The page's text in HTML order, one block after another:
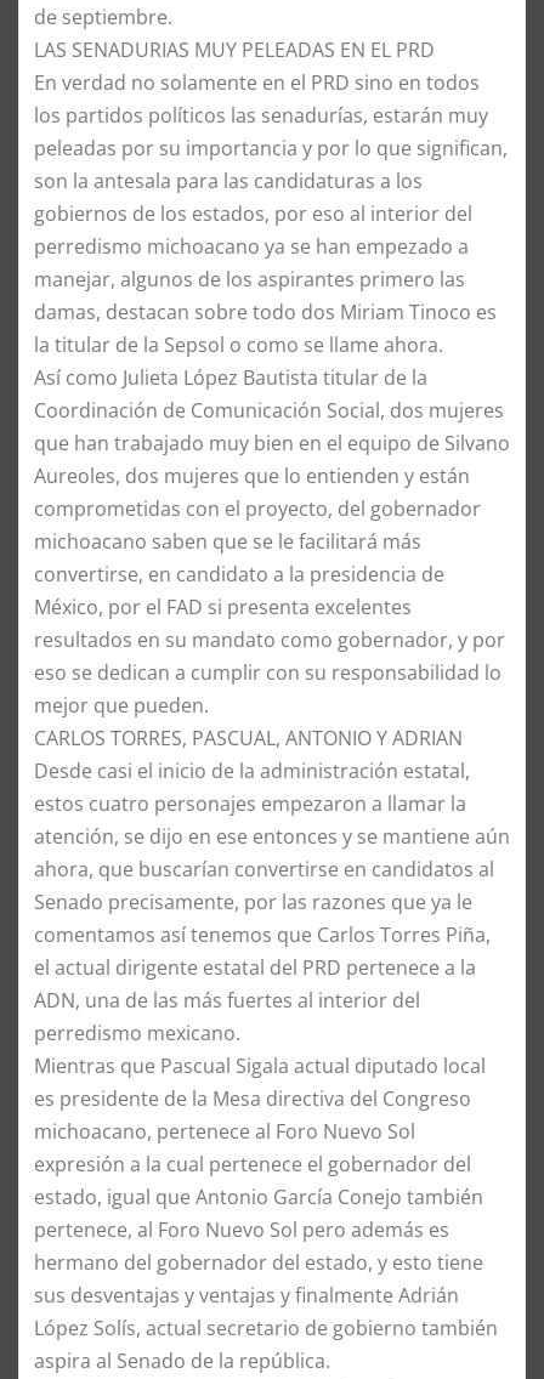
de septiembre.
​LAS SENADURIAS MUY PELEADAS EN EL PRD
​En verdad no solamente en el PRD sino en todos
los partidos políticos las senadurías, estarán muy
peleadas por su importancia y por lo que significan,
son la antesala para las candidaturas a los
gobiernos de los estados, por eso al interior del
perredismo michoacano ya se han empezado a
manejar, algunos de los aspirantes primero las
damas, destacan sobre todo dos Miriam Tinoco es
la titular de la Sepsol o como se llame ahora.
Así como Julieta López Bautista titular de la
Coordinación de Comunicación Social, dos mujeres
que han trabajado muy bien en el equipo de Silvano
Aureoles, dos mujeres que lo entienden y están
comprometidas con el proyecto, del gobernador
michoacano saben que se le facilitará más
convertirse, en candidato a la presidencia de
México, por el FAD si presenta excelentes
resultados en su mandato como gobernador, y por
eso se dedican a cumplir con su responsabilidad lo
mejor que pueden.
CARLOS TORRES, PASCUAL, ANTONIO Y ADRIAN
Desde casi el inicio de la administración estatal,
estos cuatro personajes empezaron a llamar la
atención, se dijo en ese entonces y se mantiene aún
ahora, que buscarían convertirse en candidatos al
Senado precisamente, por las razones que ya le
comentamos así tenemos que Carlos Torres Piña,
el actual dirigente estatal del PRD pertenece a la
ADN, una de las más fuertes al interior del
perredismo mexicano.
Mientras que Pascual Sigala actual diputado local
es presidente de la Mesa directiva del Congreso
michoacano, pertenece al Foro Nuevo Sol
expresión a la cual pertenece el gobernador del
estado, igual que Antonio García Conejo también
pertenece, al Foro Nuevo Sol pero además es
hermano del gobernador del estado, y esto tiene
sus desventajas y ventajas y finalmente Adrián
López Solís, actual secretario de gobierno también
aspira al Senado de la república.